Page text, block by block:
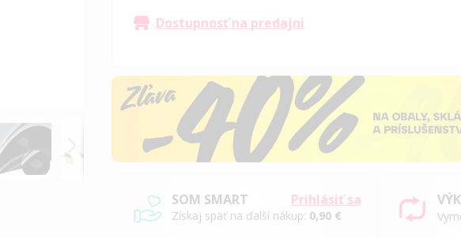
Dostupnosť na predajni
Prihlásiť sa
SOM SMART
Získaj späť na ďalší nákup: 0,90 €